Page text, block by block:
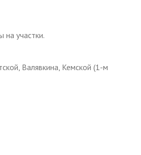
на участки.
Валявкина, Кемской (1-м